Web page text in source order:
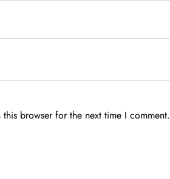
browser for the next time I comment.